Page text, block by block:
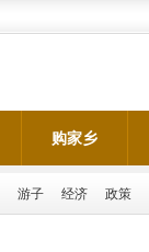
购家乡
游子 经济 政策